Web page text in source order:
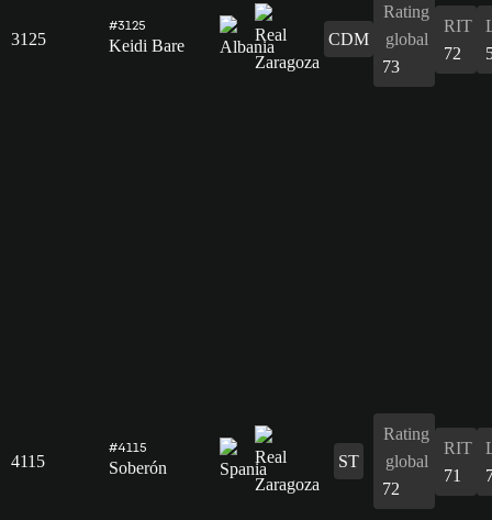
3125
#3125
Keidi Bare CDM
Rating
global
73
RIT
72
4115
#4115
Soberón ST
Rating
global
72
RIT
71